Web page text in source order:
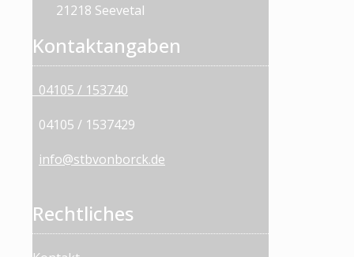
21218 Seevetal
Kontaktangaben
04105 / 153740
04105 / 1537429
info@stbvonborck.de
Rechtliches